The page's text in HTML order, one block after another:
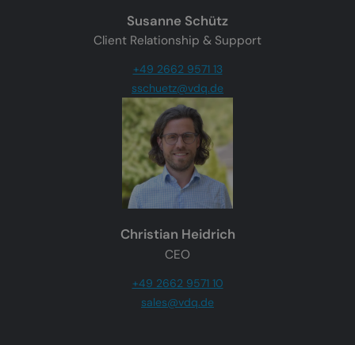
Susanne Schütz
Client Relationship & Support
+49 2662 9571 13
sschuetz@vdq.de
Christian Heidrich
CEO
+49 2662 9571 10
sales@vdq.de